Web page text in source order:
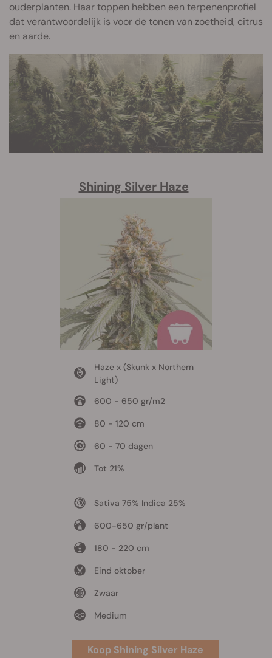
ouderplanten. Haar toppen hebben een terpenenprofiel
dat verantwoordelijk is voor de tonen van zoetheid, citrus
en aarde.
Shining Silver Haze
Haze x (Skunk x Northern
Light)
600 - 650 gr/m2
80 - 120 cm
60 - 70 dagen
Tot 21%
Sativa 75% Indica 25%
600-650 gr/plant
180 - 220 cm
Eind oktober
Zwaar
Medium
Koop Shining Silver Haze